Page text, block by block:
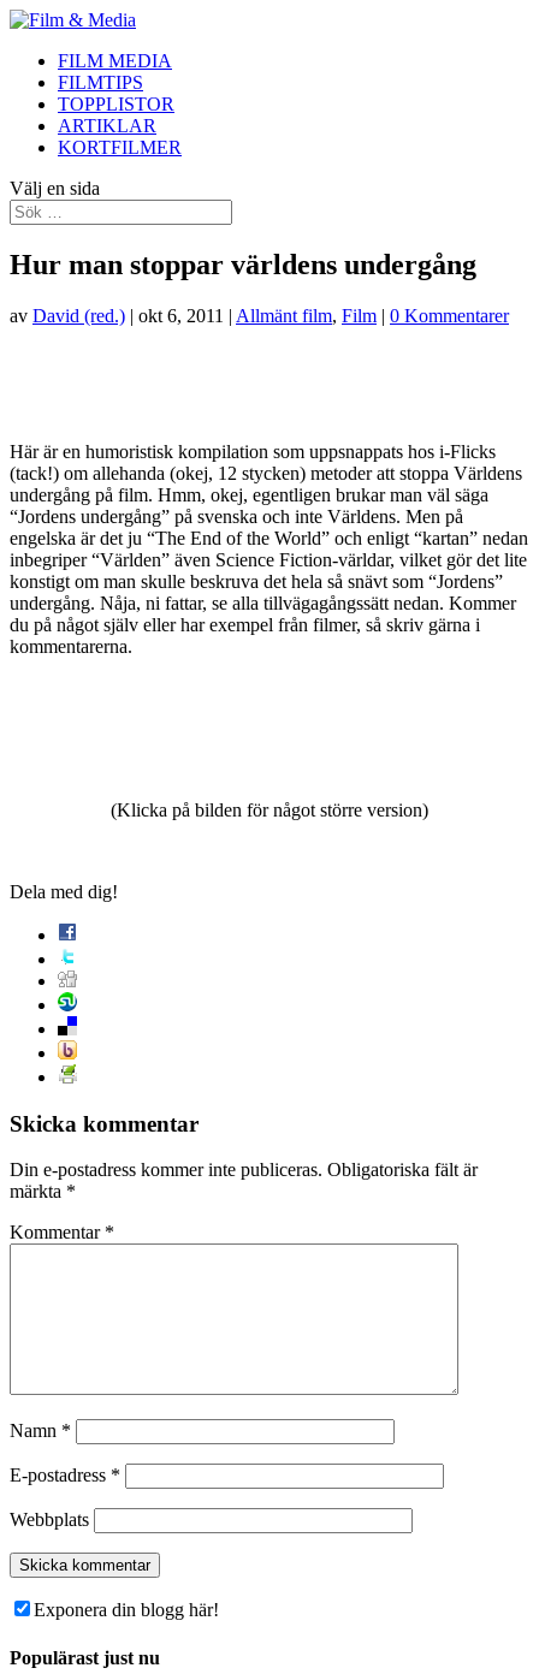
FILM MEDIA
FILMTIPS
TOPPLISTOR
ARTIKLAR
KORTFILMER
Välj en sida
Hur man stoppar världens undergång
av David (red.) | okt 6, 2011 | Allmänt film, Film | 0 Kommentarer
Här är en humoristisk kompilation som uppsnappats hos i-Flicks
(tack!) om allehanda (okej, 12 stycken) metoder att stoppa Världens
undergång på film. Hmm, okej, egentligen brukar man väl säga
“Jordens undergång” på svenska och inte Världens. Men på
engelska är det ju “The End of the World” och enligt “kartan” nedan
inbegriper “Världen” även Science Fiction-världar, vilket gör det lite
konstigt om man skulle beskruva det hela så snävt som “Jordens”
undergång. Nåja, ni fattar, se alla tillvägagångssätt nedan. Kommer
du på något själv eller har exempel från filmer, så skriv gärna i
kommentarerna.
(Klicka på bilden för något större version)
Dela med dig!
Skicka kommentar
Din e-postadress kommer inte publiceras. Obligatoriska fält är
märkta *
Kommentar *
Namn *
E-postadress *
Webbplats
Exponera din blogg här!
Populärast just nu